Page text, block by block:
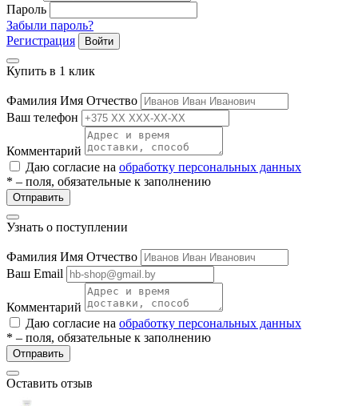
Пароль
Забыли пароль?
Регистрация
Войти
Купить в 1 клик
Фамилия Имя Отчество
Ваш телефон
Комментарий
Даю согласие на обработку персональных данных
* – поля, обязательные к заполнению
Отправить
Узнать о поступлении
Фамилия Имя Отчество
Ваш Email
Комментарий
Даю согласие на обработку персональных данных
* – поля, обязательные к заполнению
Отправить
Оставить отзыв